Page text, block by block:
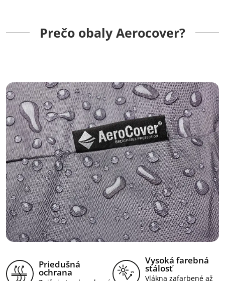
Prečo obaly Aerocover?
Priedušná
ochrana
Vysoká farebná
stálosť
Vlákna zafarbené až